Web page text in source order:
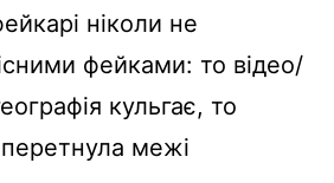
ніколи не
фейками: то відео/
кульгає, то
перетнула межі